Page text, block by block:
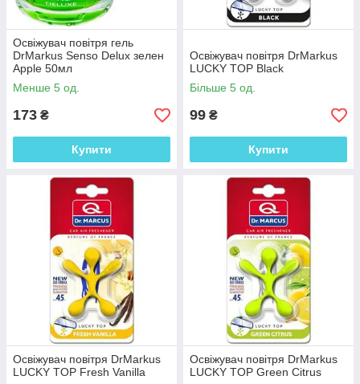
Освіжувач повітря гель
DrMarkus Senso Delux зелен
Apple 50мл
Менше 5 од.
173 ₴
Купити
Освіжувач повітря DrMarkus
LUCKY TOP Black
Більше 5 од.
99 ₴
Купити
Освіжувач повітря DrMarkus
LUCKY TOP Fresh Vanilla
Освіжувач повітря DrMarkus
LUCKY TOP Green Citrus